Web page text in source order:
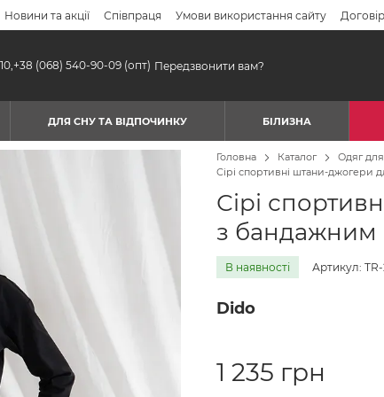
Новини та акції Співпраця Умови використання сайту
+38 (068) 540-90-09 (опт) Передзвонити вам?
ДЛЯ СНУ ТА ВІДПОЧИНКУ БІЛИЗНА
Головна Каталог Одяг для
Сірі спортивні штани-джогери
Сірі
з бандажним
В наявності Артикул: TR-
Dido
1 235 грн